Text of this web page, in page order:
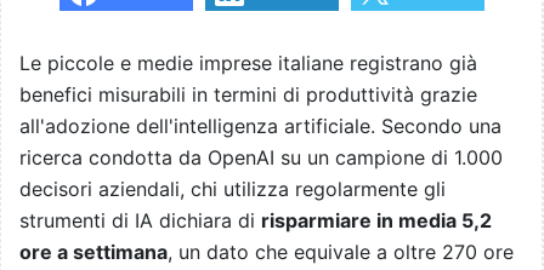
Le piccole e medie imprese italiane registrano già
benefici misurabili in termini di produttività grazie
all'adozione dell'intelligenza artificiale. Secondo una
ricerca condotta da OpenAI su un campione di 1.000
decisori aziendali, chi utilizza regolarmente gli
strumenti di IA dichiara di risparmiare in media 5,2
ore a settimana, un dato che equivale a oltre 270 ore